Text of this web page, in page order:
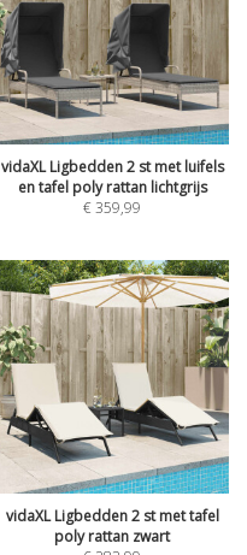
vidaXL Ligbedden 2 st met luifels
en tafel poly rattan lichtgrijs
€359,99
vidaXL Ligbedden 2 st met tafel
poly rattan zwart